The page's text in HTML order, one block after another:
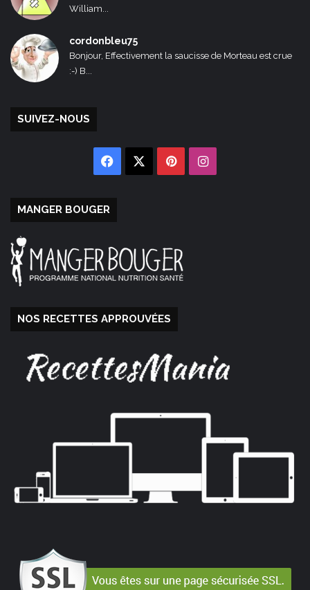
William...
cordonbleu75
Bonjour, Effectivement la saucisse de Morteau est crue
:-) B...
SUIVEZ-NOUS
Facebook PinterestInstagram
MANGER BOUGER
NOS RECETTES APPROUVÉES